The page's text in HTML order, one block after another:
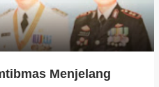
Menjelang